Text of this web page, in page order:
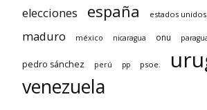
elecciones españa estados unidos
maduro méxico nicaragua onu
pedro sánchez perú pp psoe.
venezuela